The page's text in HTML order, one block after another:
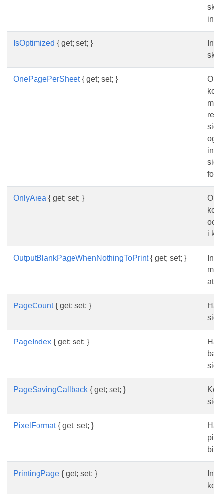
ska
IsOptimized { get; set; }
ska
OnePagePerSheet{ get; set; }
OnlyArea { get; set; }
i
OutputBlankPageWhenNothingToPrint{ get; set; }
att
PageCount{ get; set; }
PageIndex { get; set; }
PageSavingCallback { get; set; }
PixelFormat{ get; set; }
PrintingPage { get; set; }